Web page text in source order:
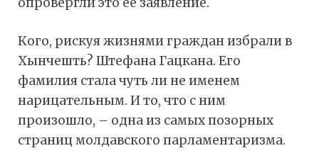
опровергли это ее заявление.
Кого, рискуя жизнями граждан избрали в
Хынчешть? Штефана Гацкана. Его
фамилия стала чуть ли не именем
нарицательным. И то, что с ним
произошло, – одна из самых позорных
страниц молдавского парламентаризма.